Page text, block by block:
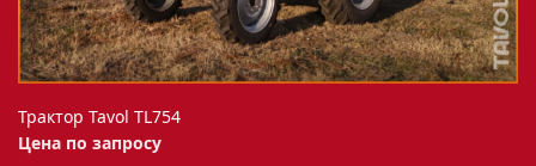
Трактор Tavol TL754
Цена по запросу